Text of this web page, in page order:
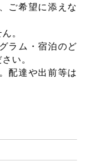
ご希望に添えな
。
ラム・宿泊のど
い。
配達や出前等は